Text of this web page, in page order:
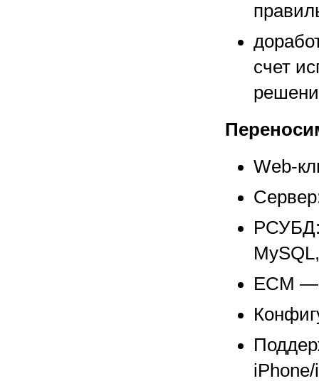
счет
Web-
РСУБД:
ECM —